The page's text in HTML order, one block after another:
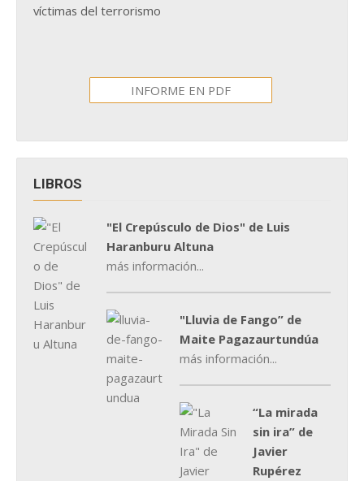
víctimas del terrorismo
INFORME EN PDF
LIBROS
"El Crepúsculo de Dios" de Luis
Haranburu Altuna
más información...
"Lluvia de Fango” de
Maite Pagazaurtundúa
más información...
“La mirada
sin ira” de
Javier
Rupérez